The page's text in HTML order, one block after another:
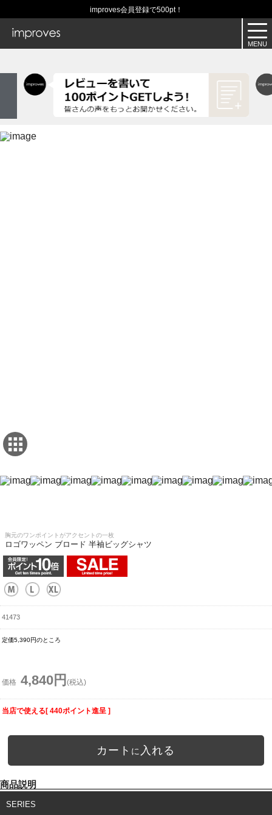
improves会員登録で500pt！
胸元のワンポイントがアクセントの一枚
ロゴワッペン ブロード 半袖ビッグシャツ
41473
定価5,390円のところ
価格 4,840円 (税込)
当店で使える[ 440ポイント進呈 ]
カート に 入れる
商品説明
SERIES